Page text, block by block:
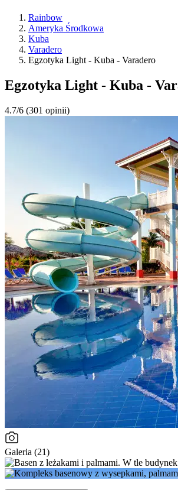
Rainbow
Ameryka Środkowa
Kuba
Varadero
Egzotyka Light - Kuba - Varadero
Egzotyka Light - Kuba -
4.7/6 (301 opinii)
Galeria (21)